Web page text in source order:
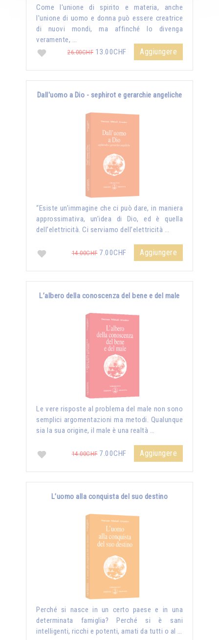
Come l'unione di spirito e materia, anche
l'unione di uomo e donna può essere creatrice
di nuovi mondi, ma affinché lo divenga
veramente, …
26.00CHF 13.00CHF Aggiungere
Dall'uomo a Dio - sephirot e gerarchie angeliche
“Esiste un’immagine che ci può dare, in maniera
approssimativa, un’idea di Dio, ed è quella
dell’elettricità. Ci serviamo dell’elettricità …
14.00CHF7.00CHF Aggiungere
L’albero della conoscenza del bene e del male
Le vere risposte al problema del male non sono
semplici argomentazioni ma metodi. Qualunque
sia la sua origine, il male è una realtà …
14.00CHF7.00CHF Aggiungere
L’uomo alla conquista del suo destino
Perché si nasce in un certo paese e in una
determinata famiglia? Perché si è sani
intelligenti, ricchi e potenti, amati da tutti o al …